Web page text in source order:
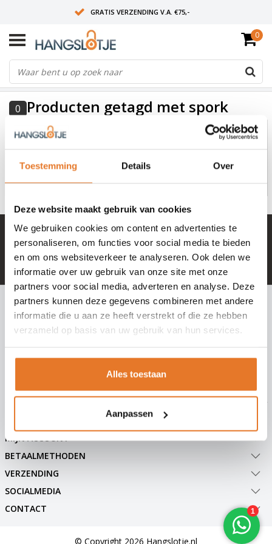
Toestemming Details Over
Deze website maakt gebruik van cookies
We gebruiken cookies om content en advertenties te
personaliseren, om functies voor social media te bieden
en om ons websiteverkeer te analyseren. Ook delen we
informatie over uw gebruik van onze site met onze
partners voor social media, adverteren en analyse. Deze
partners kunnen deze gegevens combineren met andere
informatie die u aan ze heeft verstrekt of die ze hebben
verzameld op basis van uw gebruik van hun services.
Alles toestaan
Aanpassen
GRATIS VERZENDING V.A. €75,-
OP WERKDAGEN VOOR 15:00 BESTELD? VOLGENDE DAG OP SLOT!
ALLES UIT VOORRAAD
0
Producten getagd met spork
0
+ 100.000 tevreden klanten in NL & BE
info@hangslotje.nl
INSCHRIJVEN NIEUWSBRIEF
Meld je nu aan voor extra informatie of nieuwe producten
Abonneer
MIJN ACCOUNT
BETAALMETHODEN
VERZENDING
SOCIALMEDIA
CONTACT
© Copyright 2026 Hangslotje.nl